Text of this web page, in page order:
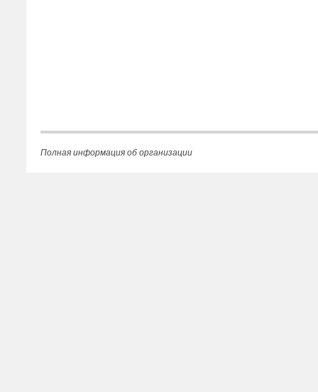
Полная информация об организации